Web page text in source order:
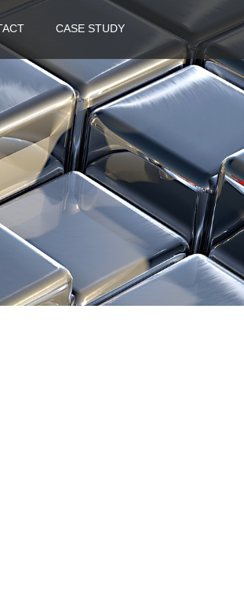
CASE STUDY